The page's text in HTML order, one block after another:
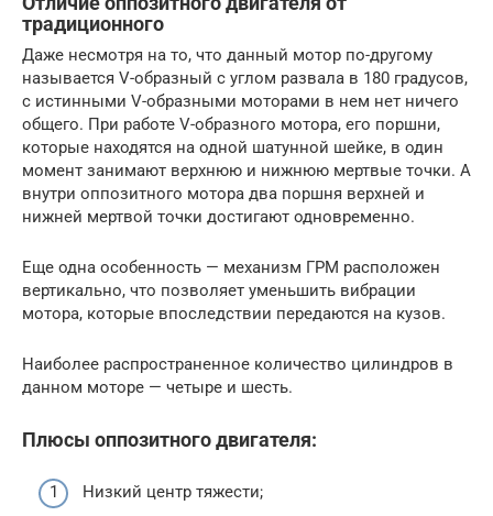
традиционного
Даже несмотря на то, что данный мотор по-другому
называется V-образный с углом развала в 180 градусов,
с истинными V-образными моторами в нем нет ничего
общего. При работе V-образного мотора, его поршни,
которые находятся на одной шатунной шейке, в один
момент занимают верхнюю и нижнюю мертвые точки. А
внутри оппозитного мотора два поршня верхней и
нижней мертвой точки достигают одновременно.
Еще одна особенность — механизм ГРМ расположен
вертикально, что позволяет уменьшить вибрации
мотора, которые впоследствии передаются на кузов.
Наиболее распространенное количество цилиндров в
данном моторе — четыре и шесть.
Плюсы оппозитного двигателя:
Низкий центр тяжести;